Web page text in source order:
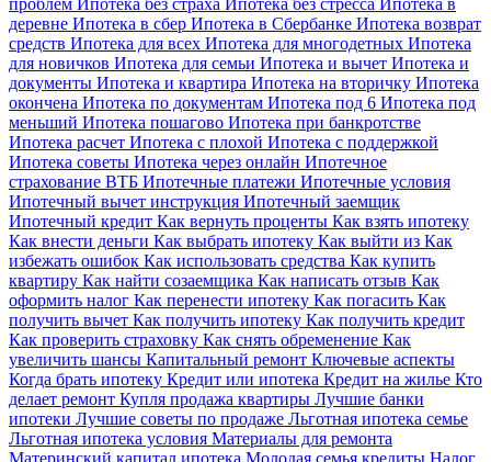
деревне Ипотека в сбер Ипотека в Сбербанке Ипотека возврат
средств Ипотека для всех Ипотека для многодетных Ипотека
для новичков Ипотека для семьи Ипотека и вычет Ипотека и
документы Ипотека и квартира Ипотека на вторичку Ипотека
окончена Ипотека по документам Ипотека под 6 Ипотека под
меньший Ипотека пошагово Ипотека при банкротстве
Ипотека расчет Ипотека с плохой Ипотека с поддержкой
Ипотека советы Ипотека через онлайн Ипотечное
страхование ВТБ Ипотечные платежи Ипотечные условия
Ипотечный вычет инструкция Ипотечный заемщик
Ипотечный кредит Как вернуть проценты Как взять ипотеку
Как внести деньги Как выбрать ипотеку Как выйти из Как
избежать ошибок Как использовать средства Как купить
квартиру Как найти созаемщика Как написать отзыв Как
оформить налог Как перенести ипотеку Как погасить Как
получить вычет Как получить ипотеку Как получить кредит
Как проверить страховку Как снять обременение Как
увеличить шансы Капитальный ремонт Ключевые аспекты
Когда брать ипотеку Кредит или ипотека Кредит на жилье Кто
делает ремонт Купля продажа квартиры Лучшие банки
ипотеки Лучшие советы по продаже Льготная ипотека семье
Льготная ипотека условия Материалы для ремонта
Материнский капитал ипотека Молодая семья кредиты Налог